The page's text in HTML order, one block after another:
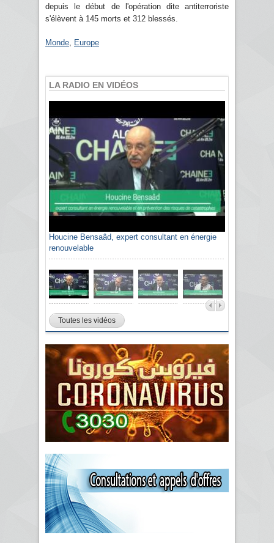
depuis le début de l'opération dite antiterroriste
s'élèvent à 145 morts et 312 blessés.
Monde Europe
LA RADIO EN VIDÉOS
Houcine Bensaâd, expert consultant en énergie
renouvelable
Toutes les vidéos